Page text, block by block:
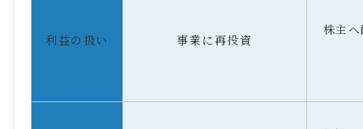
利益の扱い 事業に再投資
株主